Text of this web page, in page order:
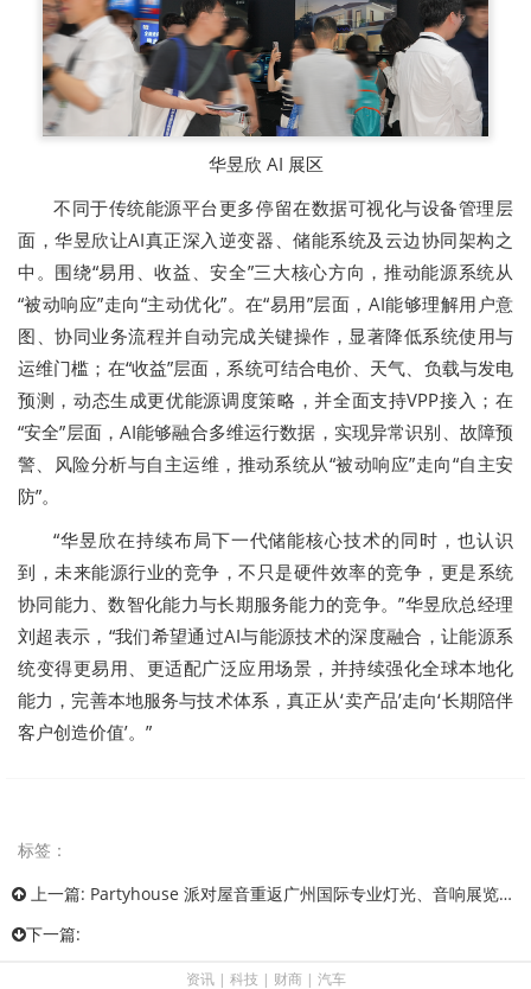
华昱欣 AI 展区
不同于传统能源平台更多停留在数据可视化与设备管理层
面，华昱欣让AI真正深入逆变器、储能系统及云边协同架构之
中。围绕“易用、收益、安全”三大核心方向，推动能源系统从
“被动响应”走向“主动优化”。在“易用”层面，AI能够理解用户意
图、协同业务流程并自动完成关键操作，显著降低系统使用与
运维门槛；在“收益”层面，系统可结合电价、天气、负载与发电
预测，动态生成更优能源调度策略，并全面支持VPP接入；在
“安全”层面，AI能够融合多维运行数据，实现异常识别、故障预
警、风险分析与自主运维，推动系统从“被动响应”走向“自主安
防”。
“华昱欣在持续布局下一代储能核心技术的同时，也认识
到，未来能源行业的竞争，不只是硬件效率的竞争，更是系统
协同能力、数智化能力与长期服务能力的竞争。”华昱欣总经理
刘超表示，“我们希望通过AI与能源技术的深度融合，让能源系
统变得更易用、更适配广泛应用场景，并持续强化全球本地化
能力，完善本地服务与技术体系，真正从‘卖产品’走向‘长期陪伴
客户创造价值’。”
标签：
上一篇: Partyhouse 派对屋音重返广州国际专业灯光、音响展览会，沉浸式声学体验区引爆全场
下一篇:
资讯| 科技 | 财商| 汽车